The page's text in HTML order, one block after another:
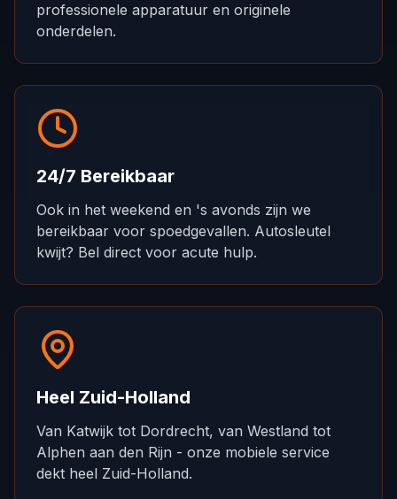
professionele apparatuur en originele
onderdelen.
24/7 Bereikbaar
Ook in het weekend en 's avonds zijn we
bereikbaar voor spoedgevallen. Autosleutel
kwijt? Bel direct voor acute hulp.
Heel Zuid-Holland
Van Katwijk tot Dordrecht, van Westland tot
Alphen aan den Rijn - onze mobiele service
dekt heel Zuid-Holland.